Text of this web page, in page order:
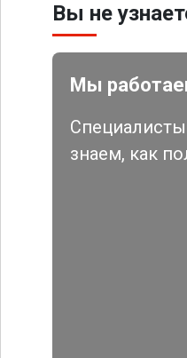
Вы не
Мы
знаем, как